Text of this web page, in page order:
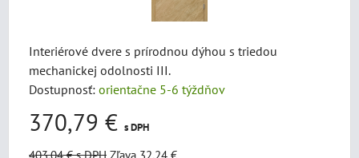
Interiérové dvere s prírodnou dýhou s triedou
mechanickej odolnosti III.
Dostupnosť: orientačne 5-6 týždňov
370,79 € s DPH
403,04 €s DPH Zľava 32,24 €